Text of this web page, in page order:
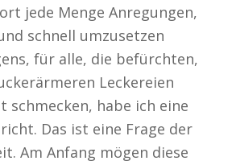
jede Menge Anregungen,
schnell umzusetzen
für alle, die befürchten,
Leckereien
schmecken, habe ich eine
Das ist eine Frage der
Am Anfang mögen diese